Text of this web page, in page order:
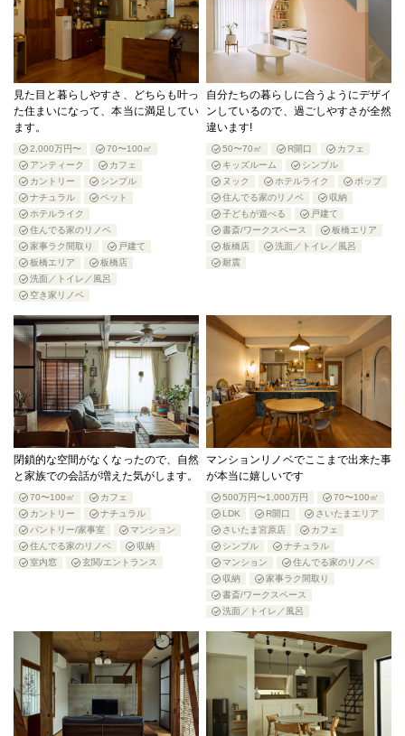
見た目と暮らしやすさ、どちらも叶っ
た住まいになって、本当に満足してい
ます。
2,000万円〜
70〜100㎡
アンティーク
カフェ
カントリー
シンプル
ナチュラル
ペット
ホテルライク
住んでる家のリノベ
家事ラク間取り
戸建て
板橋エリア
板橋店
洗面／トイレ／風呂
空き家リノベ
自分たちの暮らしに合うようにデザイ
ンしているので、過ごしやすさが全然
違います!
50〜70㎡ R開口
カフェ
キッズルーム
シンプル
ヌック
ホテルライク
ポップ
住んでる家のリノベ
収納
子どもが遊べる
戸建て
書斎/ワークスペース
板橋エリア
板橋店
洗面／トイレ／風呂
耐震
閉鎖的な空間がなくなったので、自然
と家族での会話が増えた気がします。
70〜100㎡
カフェ
カントリー
ナチュラル
パントリー/家事室
マンション
住んでる家のリノベ
収納
室内窓
玄関/エントランス
マンションリノベでここまで出来た事
が本当に嬉しいです
500万円〜1,000万円
70〜100㎡
LDK
R開口
さいたまエリア
さいたま宮原店
カフェ
シンプル
ナチュラル
マンション
住んでる家のリノベ
収納
家事ラク間取り
書斎/ワークスペース
洗面／トイレ／風呂